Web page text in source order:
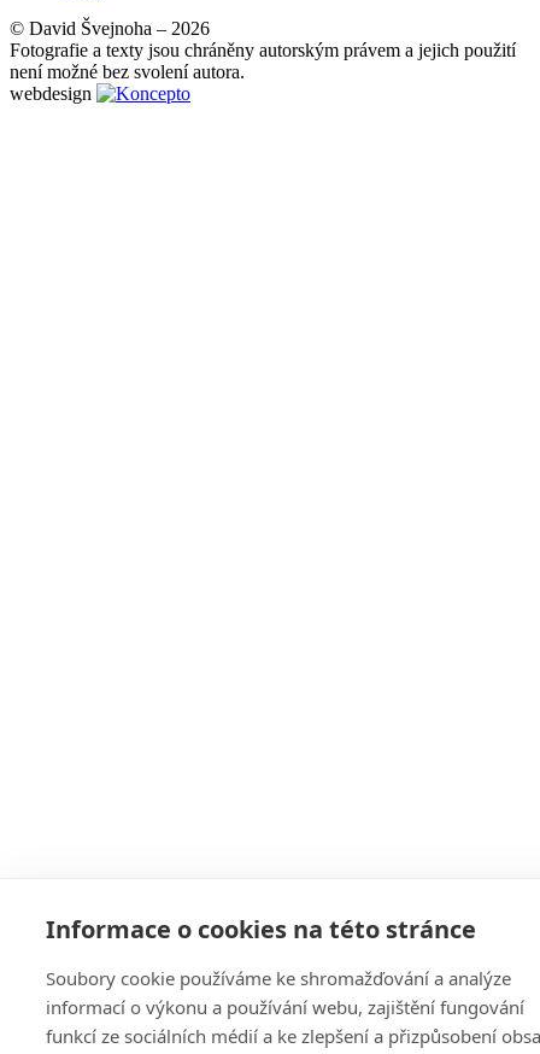
© David Švejnoha – 2026
Fotografie a texty jsou chráněny autorským právem a jejich použití
není možné bez svolení autora.
webdesign
Informace o cookies na této stránce
Soubory cookie používáme ke shromažďování a analýze
informací o výkonu a používání webu, zajištění fungování
funkcí ze sociálních médií a ke zlepšení a přizpůsobení